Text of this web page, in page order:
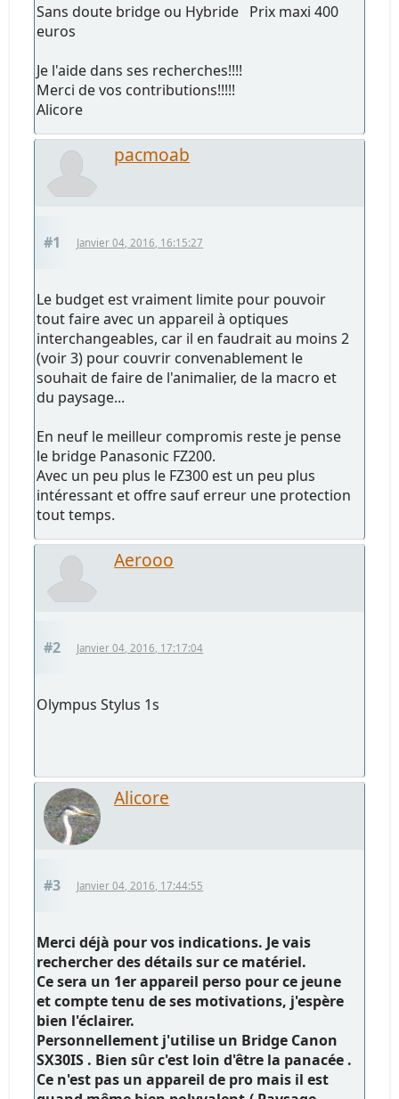
Sans doute bridge ou Hybride Prix maxi 400
euros
Je l'aide dans ses recherches!!!!
Merci de vos contributions!!!!!
Alicore
pacmoab
#1 Janvier 04, 2016, 16:15:27
Le budget est vraiment limite pour pouvoir
tout faire avec un appareil à optiques
interchangeables, car il en faudrait au moins 2
(voir 3) pour couvrir convenablement le
souhait de faire de l'animalier, de la macro et
du paysage...
En neuf le meilleur compromis reste je pense
le bridge Panasonic FZ200.
Avec un peu plus le FZ300 est un peu plus
intéressant et offre sauf erreur une protection
tout temps.
Aerooo
#2 Janvier 04, 2016, 17:17:04
Olympus Stylus 1s
Alicore
#3 Janvier 04, 2016, 17:44:55
Merci déjà pour vos indications. Je vais
rechercher des détails sur ce matériel.
Ce sera un 1er appareil perso pour ce jeune
et compte tenu de ses motivations, j'espère
bien l'éclairer.
Personnellement j'utilise un Bridge Canon
SX30IS . Bien sûr c'est loin d'être la panacée .
Ce n'est pas un appareil de pro mais il est